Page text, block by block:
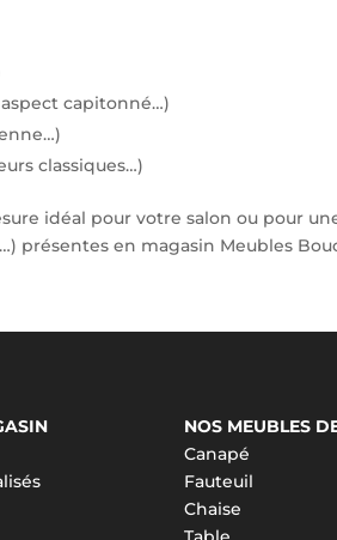
capitonné…)
classiques…)
idéal pour votre salon ou pour
présentes en magasin Meubles
NOS MEUBLES
Canapé
Fauteuil
Chaise